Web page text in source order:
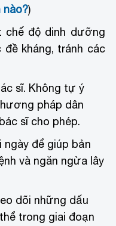
nào?)
chế độ dinh dưỡng
kháng, tránh các
sĩ. Không tự ý
pháp dân
sĩ cho phép.
ngày để giúp bản
và ngăn ngừa lây
dõi những dấu
trong giai đoạn